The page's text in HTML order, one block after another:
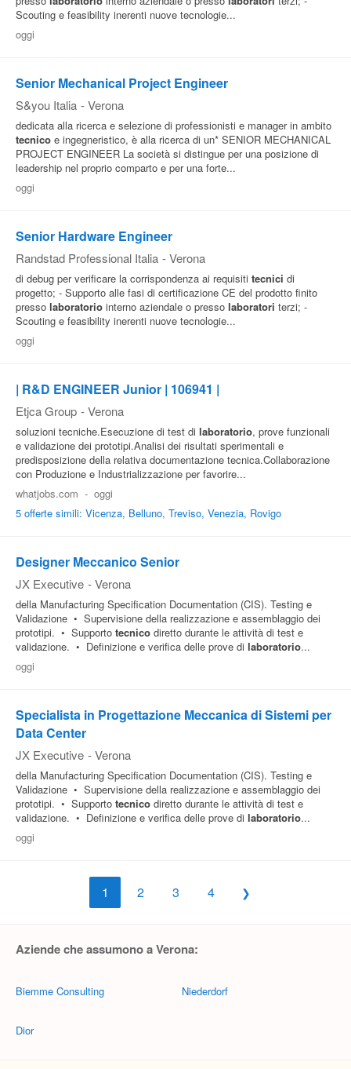
Scouting e feasibility inerenti nuove tecnologie...
oggi
Senior Mechanical Project Engineer
S&you Italia - Verona
dedicata alla ricerca e selezione di professionisti e manager in ambito
tecnico e ingegneristico, è alla ricerca di un* SENIOR MECHANICAL
PROJECT ENGINEER La società si distingue per una posizione di
leadership nel proprio comparto e per una forte...
oggi
Senior Hardware Engineer
Randstad Professional Italia - Verona
di debug per verificare la corrispondenza ai requisiti tecnici di
progetto; - Supporto alle fasi di certificazione CE del prodotto finito
presso laboratorio interno aziendale o presso laboratori terzi; -
Scouting e feasibility inerenti nuove tecnologie...
oggi
| R&D ENGINEER Junior | 106941 |
Etjca Group - Verona
soluzioni tecniche.Esecuzione di test di laboratorio, prove funzionali
e validazione dei prototipi.Analisi dei risultati sperimentali e
predisposizione della relativa documentazione tecnica.Collaborazione
con Produzione e Industrializzazione per favorire...
whatjobs.com - oggi
5 offerte simili: Vicenza, Belluno, Treviso, Venezia, Rovigo
Designer Meccanico Senior
JX Executive - Verona
della Manufacturing Specification Documentation (CIS). Testing e
Validazione • Supervisione della realizzazione e assemblaggio dei
prototipi. • Supporto tecnico diretto durante le attività di test e
validazione. • Definizione e verifica delle prove di laboratorio...
oggi
Specialista in Progettazione Meccanica di Sistemi per
Data Center
JX Executive - Verona
della Manufacturing Specification Documentation (CIS). Testing e
Validazione • Supervisione della realizzazione e assemblaggio dei
prototipi. • Supporto tecnico diretto durante le attività di test e
validazione. • Definizione e verifica delle prove di laboratorio...
oggi
1 2 3 4
Aziende che assumono a Verona:
Biemme Consulting
Dior
Niederdorf